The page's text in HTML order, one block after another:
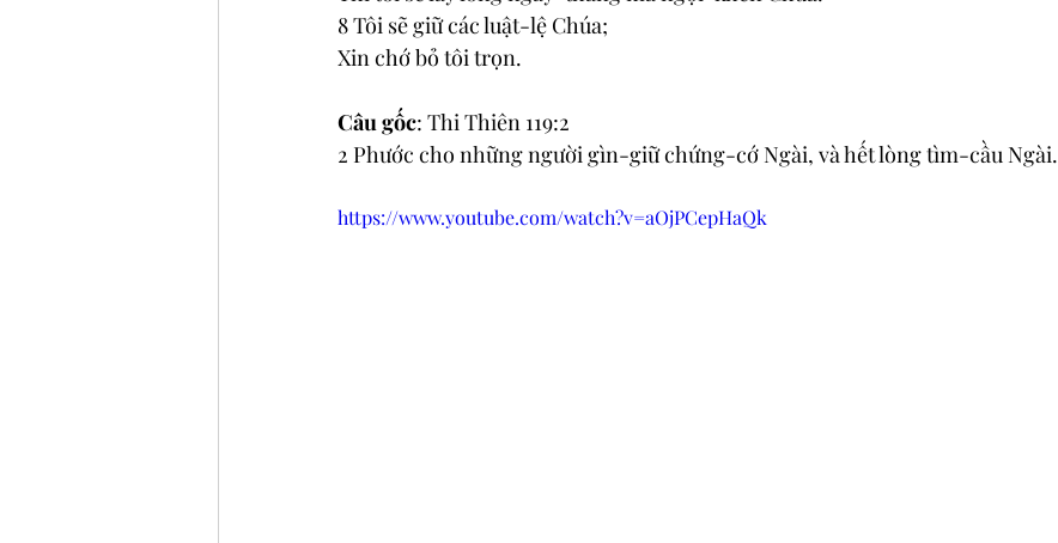
8 Tôi sẽ giữ các luật-lệ Chúa;
Xin chớ bỏ tôi trọn.
Câu gốc: Thi Thiên 119:2
2 Phước cho những người gìn-giữ chứng-cớ Ngài, và hết lòng tìm-cầu Ngài.
https://www.youtube.com/watch?v=aOjPCepHaQk